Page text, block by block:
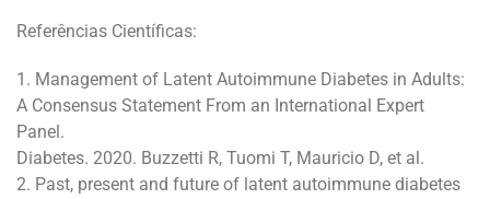
Referências Científicas:
1. Management of Latent Autoimmune Diabetes in Adults:
A Consensus Statement From an International Expert
Panel.
Diabetes. 2020. Buzzetti R, Tuomi T, Mauricio D, et al.
2. Past, present and future of latent autoimmune diabetes